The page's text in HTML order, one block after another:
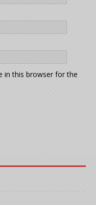
in this browser for the